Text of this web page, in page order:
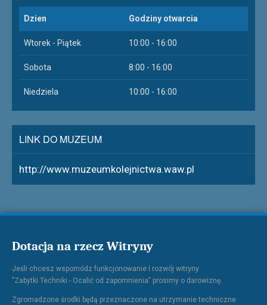
Dzien Godziny otwarcia
Wtorek - Piątek 10:00 - 16:00
Sobota 8:00 - 16:00
Niedziela 10:00 - 16:00
LINK DO MUZEUM
http://www.muzeumkolejnictwa.waw.pl
Dotacja na rzecz Witryny
Jeśli chcesz wspomódz funkcjonowanie i rozwój witryny
"Zabytki Techniki - Ocalić od zapomnienia" prosimy o darowiznę.
Zgromadzone środki będą przeznaczone na utrzymanie techniczne